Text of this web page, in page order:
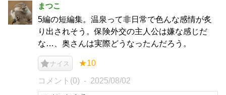
まつこ
5編の短編集。温泉って非日常で色んな感情が炙
り出されそう。保険外交の主人公は嫌な感じだ
な…、奥さんは実際どうなったんだろう。
ナイス ★10
コメント(0) 2025/08/02